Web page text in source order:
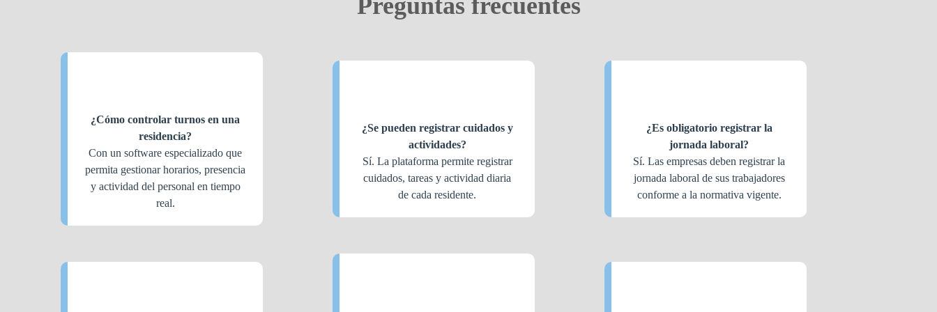
¿Cómo controlar turnos en una
residencia?
Con un software especializado que
permita gestionar horarios, presencia
y actividad del personal en tiempo
real.
¿Se pueden registrar cuidados y
actividades?
Sí. La plataforma permite registrar
cuidados, tareas y actividad diaria
de cada residente.
¿Es obligatorio registrar la
jornada laboral?
Sí. Las empresas deben registrar la
jornada laboral de sus trabajadores
conforme a la normativa vigente.